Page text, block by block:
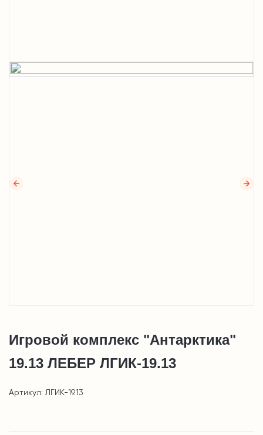
Игровой комплекс "Антарктика"
19.13 ЛЕБЕР ЛГИК-19.13
Артикул: ЛГИК-19.13